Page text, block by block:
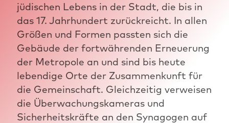
jüdischen Lebens in der Stadt, die bis in
das 17. Jahrhundert zurückreicht. In allen
Größen und Formen passten sich die
Gebäude der fortwährenden Erneuerung
der Metropole an und sind bis heute
lebendige Orte der Zusammenkunft für
die Gemeinschaft. Gleichzeitig verweisen
die Überwachungskameras und
Sicherheitskräfte an den Synagogen auf